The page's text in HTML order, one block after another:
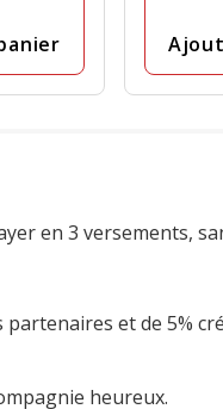
en 3 versements,
et de 5%
heureux.